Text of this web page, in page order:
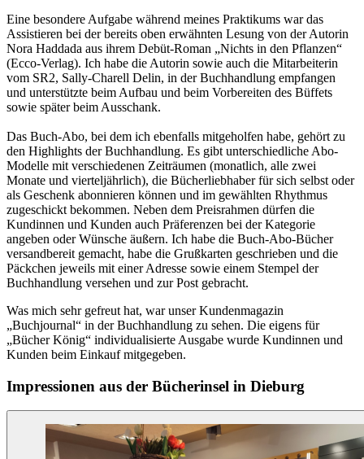
Eine besondere Aufgabe während meines Praktikums war das
Assistieren bei der bereits oben erwähnten Lesung von der Autorin
Nora Haddada aus ihrem Debüt-Roman „Nichts in den Pflanzen“
(Ecco-Verlag). Ich habe die Autorin sowie auch die Mitarbeiterin
vom SR2, Sally-Charell Delin, in der Buchhandlung empfangen
und unterstützte beim Aufbau und beim Vorbereiten des Büffets
sowie später beim Ausschank.
Das Buch-Abo, bei dem ich ebenfalls mitgeholfen habe, gehört zu
den Highlights der Buchhandlung. Es gibt unterschiedliche Abo-
Modelle mit verschiedenen Zeiträumen (monatlich, alle zwei
Monate und vierteljährlich), die Bücherliebhaber für sich selbst oder
als Geschenk abonnieren können und im gewählten Rhythmus
zugeschickt bekommen. Neben dem Preisrahmen dürfen die
Kundinnen und Kunden auch Präferenzen bei der Kategorie
angeben oder Wünsche äußern. Ich habe die Buch-Abo-Bücher
versandbereit gemacht, habe die Grußkarten geschrieben und die
Päckchen jeweils mit einer Adresse sowie einem Stempel der
Buchhandlung versehen und zur Post gebracht.
Was mich sehr gefreut hat, war unser Kundenmagazin
„Buchjournal“ in der Buchhandlung zu sehen. Die eigens für
„Bücher König“ individualisierte Ausgabe wurde Kundinnen und
Kunden beim Einkauf mitgegeben.
Impressionen aus der Bücherinsel in Dieburg